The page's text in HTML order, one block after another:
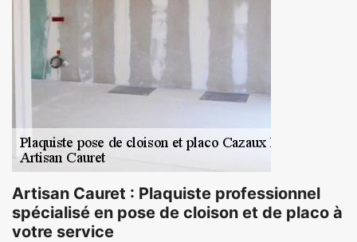
Artisan Cauret : Plaquiste professionnel
spécialisé en pose de cloison et de placo à
votre service